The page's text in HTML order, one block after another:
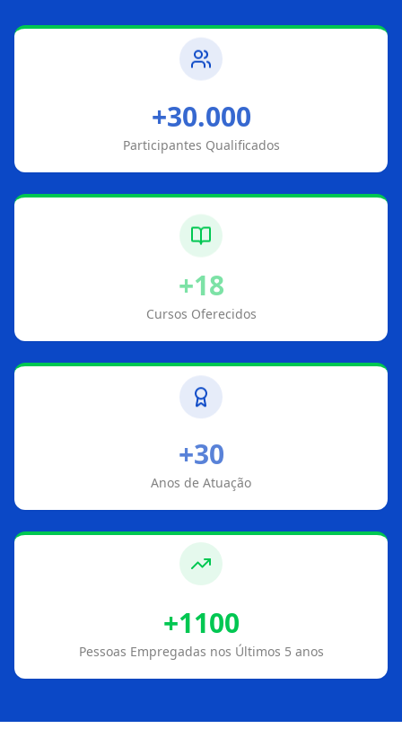
+30.000
Participantes Qualificados
+18
Cursos Oferecidos
+30
Anos de Atuação
+1100
Pessoas Empregadas nos Últimos 5 anos